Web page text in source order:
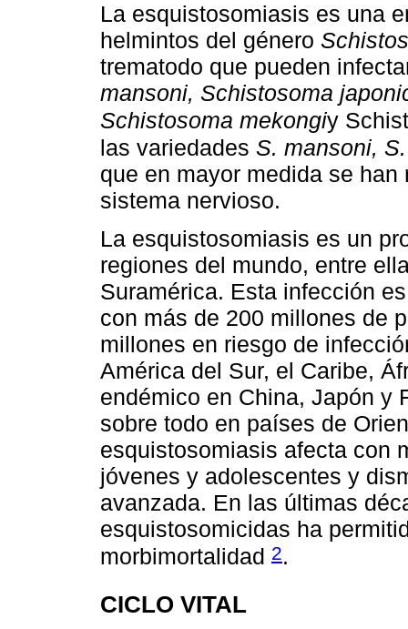
La esquistosomiasis es una
helmintos del género
trematodo que pueden
mansoni, Schistosoma
Schistosoma mekongiy
las variedades S. mansoni,
que en mayor medida se
sistema nervioso.
La esquistosomiasis es un
regiones del mundo, entre
Suramérica. Esta infección
con más de 200 millones de
millones en riesgo de
América del Sur, el Caribe,
endémico en China, Japón y
sobre todo en países de
esquistosomiasis afecta con
jóvenes y adolescentes y
avanzada. En las últimas
esquistosomicidas ha
morbimortalidad 2.
CICLO VITAL